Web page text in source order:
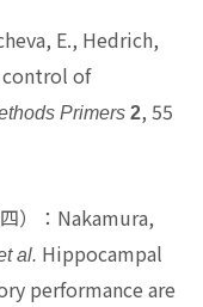
E., Hedrich,
of
Primers 2, 55
）： Nakamura,
al. Hippocampal
performance are